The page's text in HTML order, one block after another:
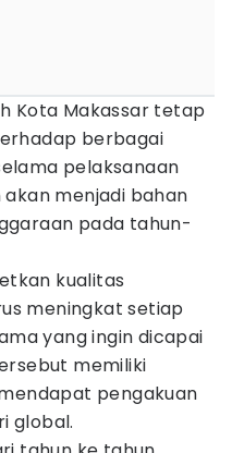
Kota Makassar tetap
berbagai
pelaksanaan
akan menjadi bahan
pada tahun-
kualitas
meningkat setiap
yang ingin dicapai
memiliki
pengakuan
global.